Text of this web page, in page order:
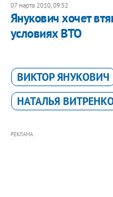
07 марта 2010, 09:52
Янукович хочет
условиях ВТО
ВИКТОР ЯНУКОВИЧ
НАТАЛЬЯ
РЕКЛАМА